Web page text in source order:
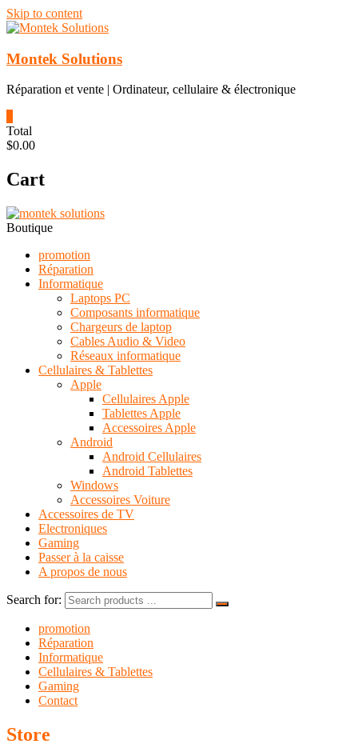
Skip to content
Montek Solutions
Réparation et vente | Ordinateur, cellulaire & électronique
Total
$0.00
Cart
Boutique
promotion
Réparation
Informatique
Laptops PC
Composants informatique
Chargeurs de laptop
Cables Audio & Video
Réseaux informatique
Cellulaires & Tablettes
Apple
Cellulaires Apple
Tablettes Apple
Accessoires Apple
Android
Android Cellulaires
Android Tablettes
Windows
Accessoires Voiture
Accessoires de TV
Electroniques
Gaming
Passer à la caisse
A propos de nous
Search for:
promotion
Réparation
Informatique
Cellulaires & Tablettes
Gaming
Contact
Store